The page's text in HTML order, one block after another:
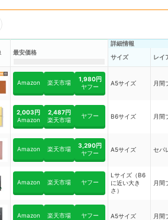
最安価格
詳細情報
サイズ
レイ
Amazon 楽天市場
1,980円
ヤフー
A5サイズ 月間
2,003円
Amazon
2,487円
楽天市場
ヤフー B6サイズ 月間
Amazon 楽天市場
3,290円
ヤフー
A5サイズ セパ
Amazon 楽天市場 ヤフー
Lサイズ（B6
に近い大き
さ）
月間
Amazon 楽天市場 ヤフー A5サイズ 月間